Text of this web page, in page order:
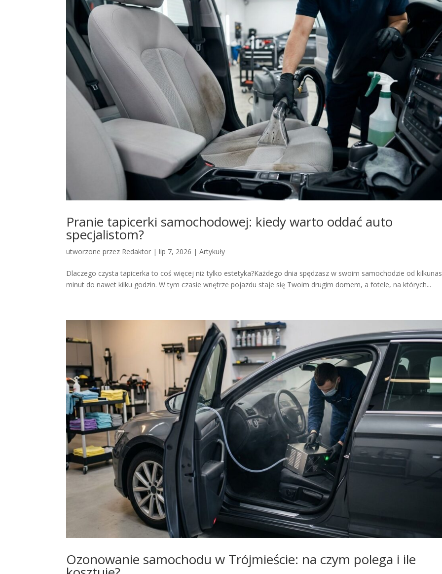
Pranie tapicerki samochodowej: kiedy warto oddać auto
specjalistom?
utworzone przez Redaktor |lip 7, 2026 |Artykuły
Dlaczego czysta tapicerka to coś więcej niż tylko estetyka?Każdego dnia spędzasz w swoim samochodzie od
minut do nawet kilku godzin. W tym czasie wnętrze pojazdu staje się Twoim drugim domem, a fotele, na których...
Ozonowanie samochodu w Trójmieście: na czym polega i ile